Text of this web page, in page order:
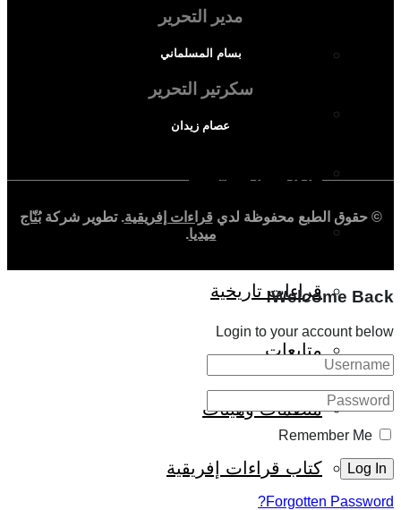
المجتمع الإفريقي
شخصيات
قراءات تاريخية
متابعات
منظمات وهيئات
كتاب قراءات إفريقية
مدير التحرير
بسام المسلماني
سكرتير التحرير
عصام زيدان
© حقوق الطبع محفوظة لدي قراءات إفريقية. تطوير شركةبُنّاج
ميديا.
Welcome Back!
Login to your account below
Remember Me
Forgotten Password?